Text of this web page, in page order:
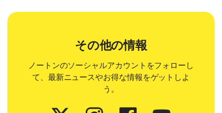
その他の情報
ノートンのソーシャルアカウントをフォローし
て、最新ニュースやお得な情報をゲットしよ
う。